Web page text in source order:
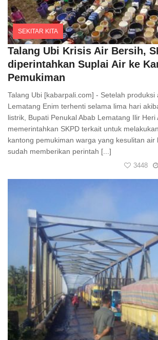
SEKITAR KITA
Comments
Talang Ubi Krisis Air Bersih,
diperintahkan Suplai Air ke
Pemukiman
Talang Ubi [kabarpali.com] - Setelah produksi
Lematang Enim terhenti selama lima hari
listrik, Bupati Penukal Abab Lematang Ilir Heri
memerintahkan SKPD terkait untuk
kantong pemukiman warga yang kesulitan air
sudah memberikan perintah [...]
3448